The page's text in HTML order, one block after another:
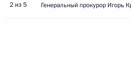
2 из 5 Генеральный прокурор Игорь